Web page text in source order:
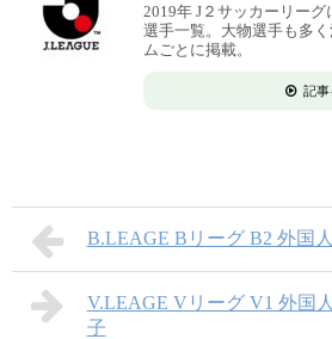
2019年 J２サッカーリー
選手一覧。大物選手も多
ムごとに掲載。
記事
B.LEAGE Bリーグ B2 外国
V.LEAGE Vリーグ V1 外国
子